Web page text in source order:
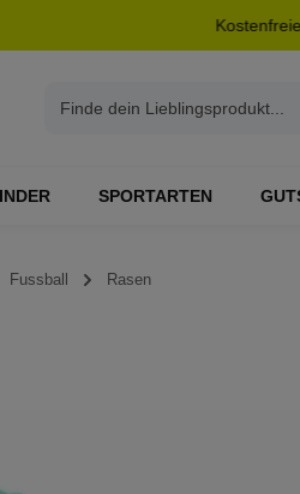
SPORTARTEN
Fussball Rasen